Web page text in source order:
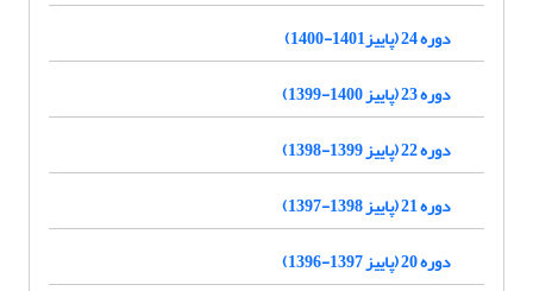
دوره 24 (پاییز1401-1400)
دوره 23 (پاییز 1400-1399)
دوره 22 (پاییز 1399-1398)
دوره 21 (پاییز 1398-1397)
دوره 20 (پاییز 1397-1396)